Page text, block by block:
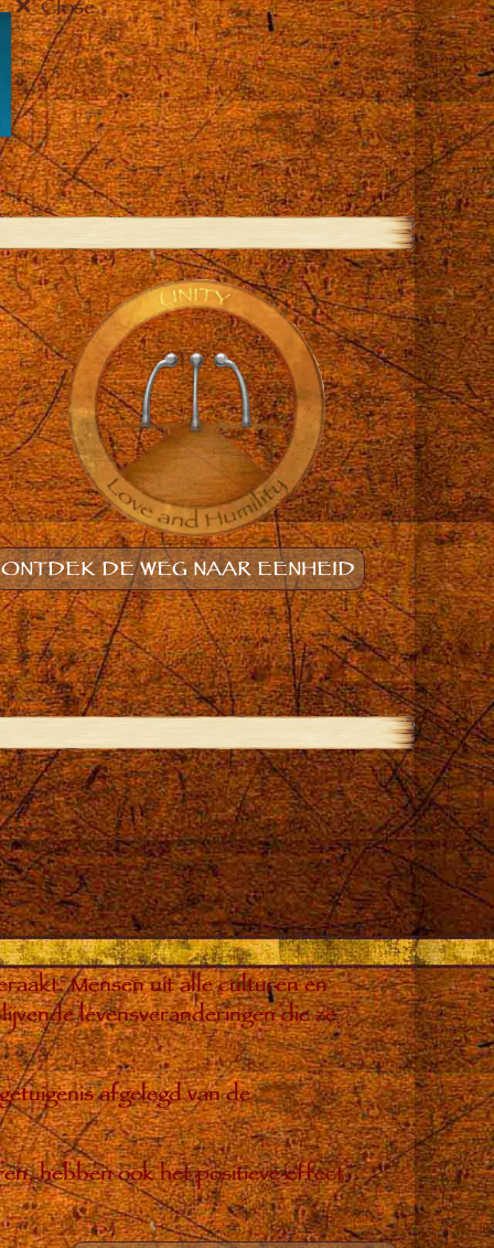
Close
ONTDEK DE WEG NAAR EENHEID
Mensen uit alle culturen en
levensveranderingen die ze
afgelegd van de
hebben ook het positieve effect